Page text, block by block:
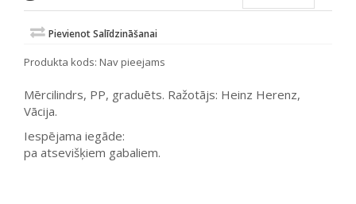
Pievienot Salīdzināšanai
Produkta kods: Nav pieejams
Mērcilindrs, PP, graduēts. Ražotājs: Heinz Herenz,
Vācija.
Iespējama iegāde:
pa atsevišķiem gabaliem.